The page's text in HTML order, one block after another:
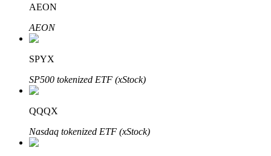
BTR Kilitleme
BTR sahiplerine özel yatırımlar
AEON
AEON
SPYX
SP500 tokenized ETF (xStock)
QQQX
Nasdaq tokenized ETF (xStock)